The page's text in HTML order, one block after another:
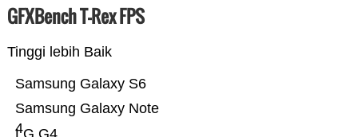
GFXBench T-Rex FPS
Tinggi lebih Baik
Samsung Galaxy Note
4
Samsung Galaxy S6